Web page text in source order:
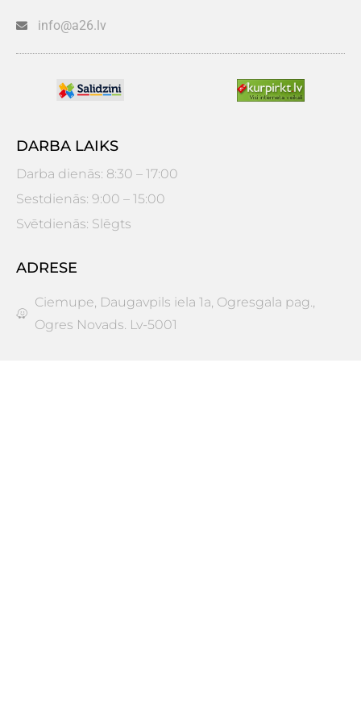
info@a26.lv
DARBA LAIKS
Darba dienās: 8:30 – 17:00
Sestdienās: 9:00 – 15:00
Svētdienās: Slēgts
ADRESE
Ciemupe, Daugavpils iela 1a, Ogresgala pag.,
Ogres Novads. Lv-5001